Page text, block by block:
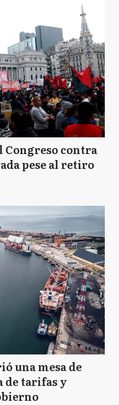
Congreso contra
pese al retiro
una mesa de
de tarifas y